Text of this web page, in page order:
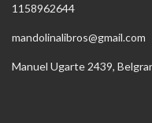
1158962644
mandolinalibros@gmail.com
Manuel Ugarte 2439,